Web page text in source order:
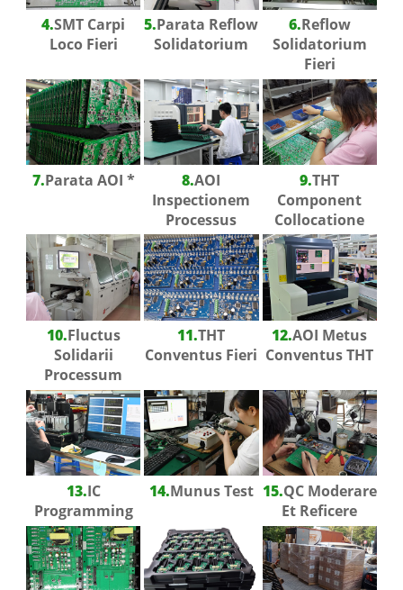
4.SMT Carpi
Loco Fieri
5.Parata Reflow
Solidatorium
6.Reflow
Solidatorium
Fieri
7.Parata AOI * 8.AOI
Inspectionem
Processus
9.THT
Component
Collocatione
10.Fluctus
Solidarii
Processum
11.THT
Conventus Fieri
12.AOI Metus
Conventus THT
13.IC
Programming
14.Munus Test 15.QC Moderare
Et Reficere